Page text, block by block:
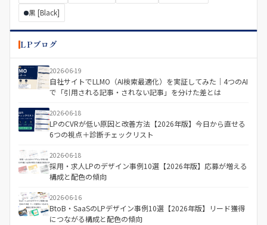
黒 [Black]
LPブログ
2026-06-19
自社サイトでLLMO（AI検索最適化）を実証してみた｜4つのAI
で「引用される記事・されない記事」を分けた差とは
2026-06-18
LPのCVRが低い原因と改善方法【2026年版】今日から直せる
6つの視点＋診断チェックリスト
2026-06-18
採用・求人LPのデザイン事例10選【2026年版】応募が増える
構成と配色の傾向
2026-06-16
BtoB・SaaSのLPデザイン事例10選【2026年版】リード獲得
につながる構成と配色の傾向